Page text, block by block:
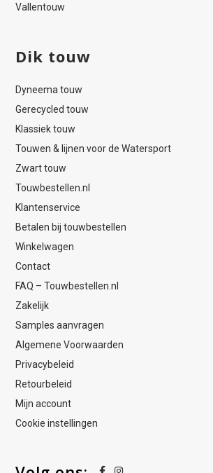
Vallentouw
Dik touw
Dyneema touw
Gerecycled touw
Klassiek touw
Touwen & lijnen voor de Watersport
Zwart touw
Touwbestellen.nl
Klantenservice
Betalen bij touwbestellen
Winkelwagen
Contact
FAQ – Touwbestellen.nl
Zakelijk
Samples aanvragen
Algemene Voorwaarden
Privacybeleid
Retourbeleid
Mijn account
Cookie instellingen